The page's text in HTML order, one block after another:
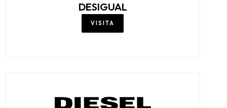
DESIGUAL
VISITA